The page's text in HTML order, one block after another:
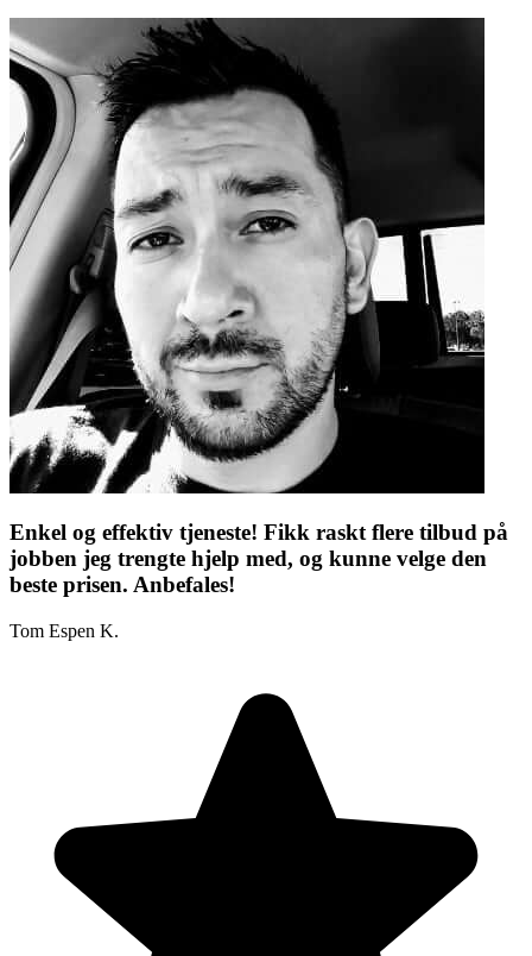
Enkel og effektiv tjeneste! Fikk raskt flere tilbud på
jobben jeg trengte hjelp med, og kunne velge den
beste prisen. Anbefales!
Tom Espen K.